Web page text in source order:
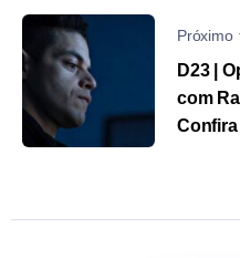
Próximo
D23 |
com